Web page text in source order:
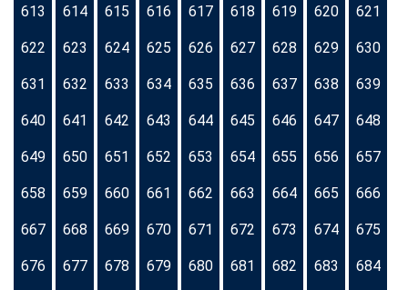
613 614 615 616 617 618 619 620 621
622 623 624 625 626 627 628 629 630
631 632 633 634 635 636 637 638 639
640 641 642 643 644 645 646 647 648
649 650 651 652 653 654 655 656 657
658 659 660 661 662 663 664 665 666
667 668 669 670 671 672 673 674 675
676 677 678 679 680 681 682 683 684